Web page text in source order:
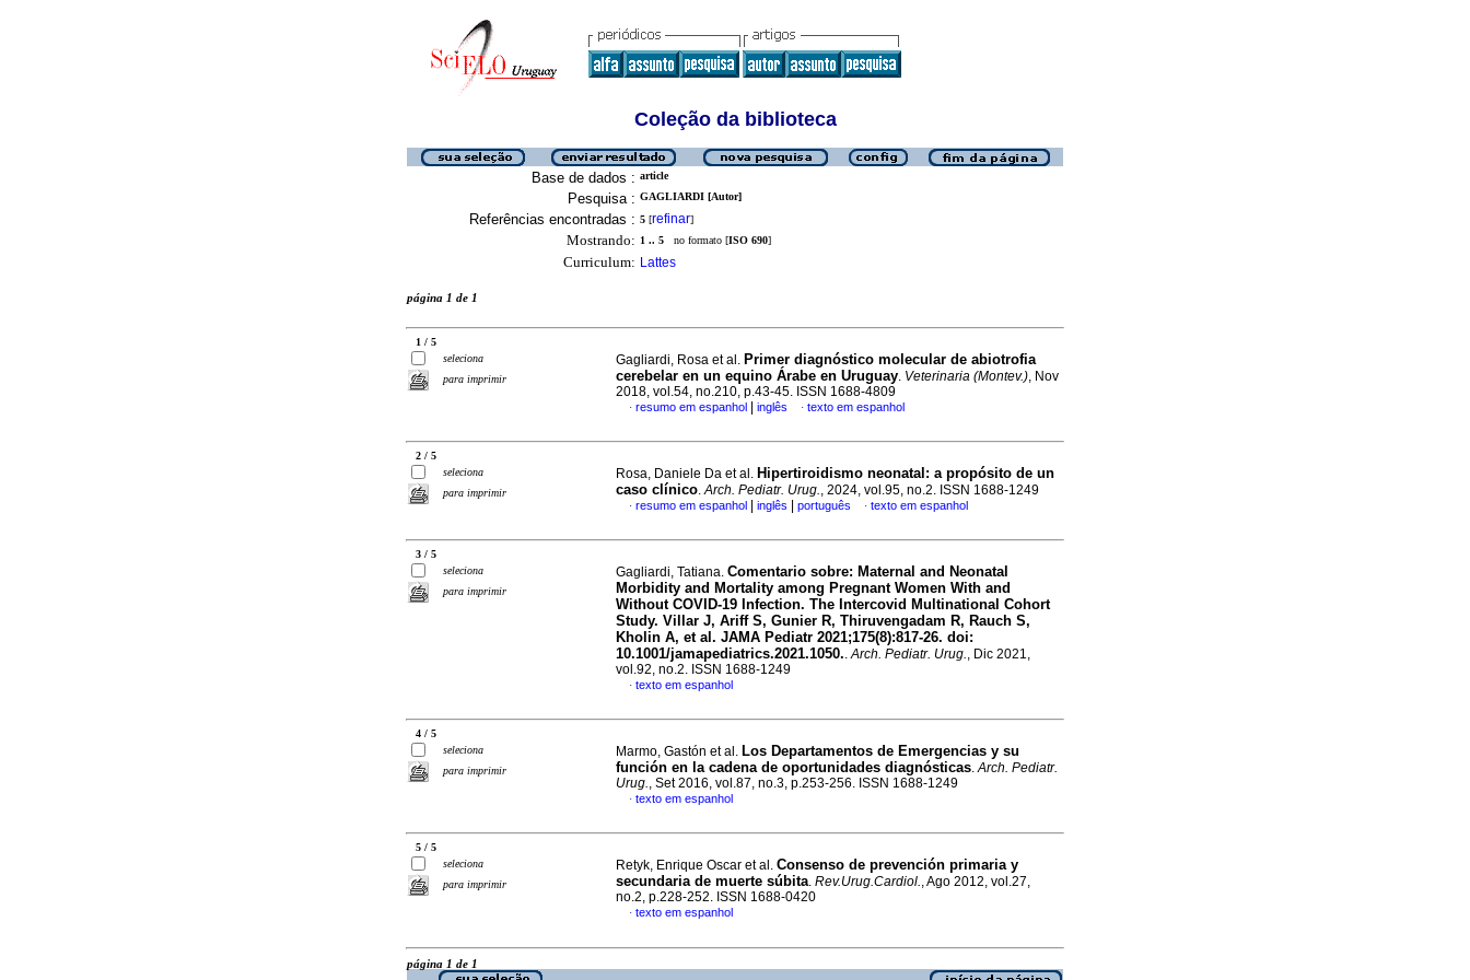
Coleção da biblioteca
Base de dados : article
Pesquisa : GAGLIARDI [Autor]
Referências encontradas : 5 [refinar]
Mostrando: 1 .. 5 no formato [ISO 690]
Curriculum: Lattes
página 1 de 1
1 / 5
seleciona
para imprimir
Gagliardi, Rosa et al. Primer diagnóstico molecular de abiotrofia
cerebelar en un equino Árabe en Uruguay. Veterinaria (Montev.), Nov
2018, vol.54, no.210, p.43-45. ISSN 1688-4809
· resumo em espanhol inglês · texto em espanhol
2 / 5
seleciona
para imprimir
Rosa, Daniele Da et al. Hipertiroidismo neonatal: a propósito de un
caso clínico.Arch. Pediatr. Urug., 2024, vol.95, no.2. ISSN 1688-1249
· resumo em espanhol inglês português · texto em espanhol
3 / 5
seleciona
para imprimir
Gagliardi, Tatiana. Comentario sobre: Maternal and Neonatal
Morbidity and Mortality among Pregnant Women With and
Without COVID-19 Infection. The Intercovid Multinational Cohort
Study. Villar J, Ariff S, Gunier R, Thiruvengadam R, Rauch S,
Kholin A, et al. JAMA Pediatr 2021;175(8):817-26. doi:
10.1001/jamapediatrics.2021.1050..Arch. Pediatr. Urug., Dic 2021,
vol.92, no.2. ISSN 1688-1249
· texto em espanhol
4 / 5
seleciona
para imprimir
Marmo, Gastón et al. Los Departamentos de Emergencias y su
función en la cadena de oportunidades diagnósticas.Arch. Pediatr.
Urug., Set 2016, vol.87, no.3, p.253-256. ISSN 1688-1249
· texto em espanhol
5 / 5
seleciona
para imprimir
Retyk, Enrique Oscar et al. Consenso de prevención primaria y
secundaria de muerte súbita. Rev.Urug.Cardiol., Ago 2012, vol.27,
no.2, p.228-252. ISSN 1688-0420
· texto em espanhol
página 1 de 1